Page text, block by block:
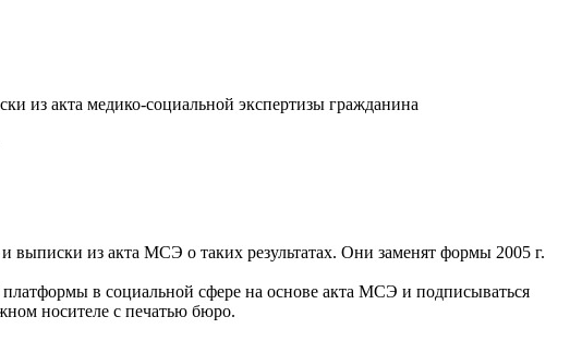
из акта медико-социальной экспертизы гражданина
выписки из акта МСЭ о таких результатах. Они заменят формы 2005 г.
в социальной сфере на основе акта МСЭ и подписываться
носителе с печатью бюро.